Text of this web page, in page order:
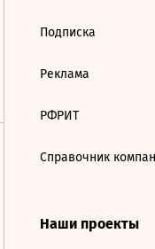
Подписка
Реклама
РФРИТ
Справочник
Наши проекты